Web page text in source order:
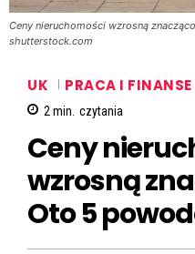
Ceny nieruchomości wzrosną
shutterstock.com
UK PRACA I FINANSE
2min. czytania
Ceny
wzrosną
Oto 5